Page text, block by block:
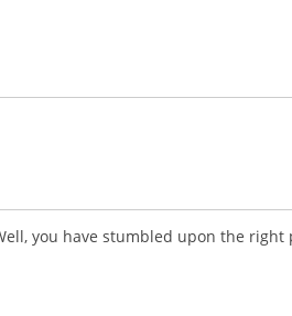
you have stumbled upon the right